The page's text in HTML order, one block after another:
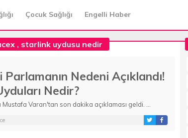
Çocuk Sağlığı Engelli Haber
, starlink uydusu nedir
Nedeni Açıklandı!
Nedir?
Varan'tan son dakika açıklaması geldi. ...